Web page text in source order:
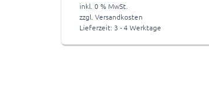
war:
155,09 €89,00 €.
inkl. 0 % MwSt.
zzgl. Versandkosten
Lieferzeit: 3 - 4 Werktage